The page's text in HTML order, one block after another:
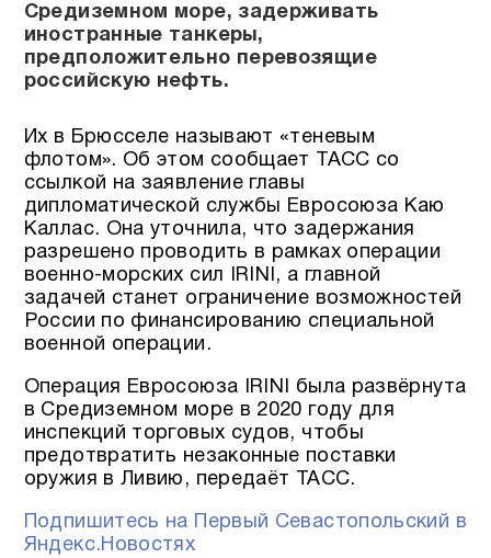
Средиземном море, задерживать
иностранные танкеры,
предположительно перевозящие
российскую нефть.
Их в Брюсселе называют «теневым
флотом». Об этом сообщает ТАСС со
ссылкой на заявление главы
дипломатической службы Евросоюза Каю
Каллас. Она уточнила, что задержания
разрешено проводить в рамках операции
военно-морских сил IRINI, а главной
задачей станет ограничение возможностей
России по финансированию специальной
военной операции.
Операция Евросоюза IRINI была развёрнута
в Средиземном море в 2020 году для
инспекций торговых судов, чтобы
предотвратить незаконные поставки
оружия в Ливию, передаёт ТАСС.
Подпишитесь на Первый Севастопольский в
Яндекс.Новостях